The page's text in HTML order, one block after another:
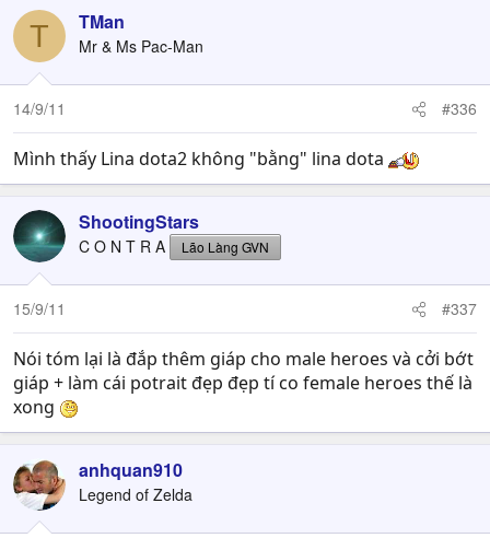
T TMan
Mr & Ms Pac-Man
14/9/11 #336
Mình thấy Lina dota2 không "bằng" lina dota
ShootingStars
C O N T R A Lão Làng GVN
15/9/11 #337
Nói tóm lại là đắp thêm giáp cho male heroes và cởi bớt
giáp + làm cái potrait đẹp đẹp tí co female heroes thế là
xong
anhquan910
Legend of Zelda